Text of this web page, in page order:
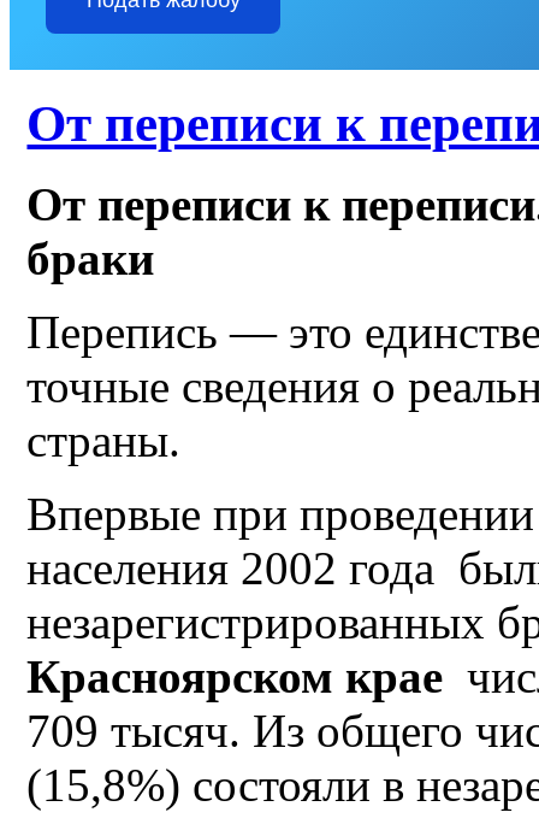
От переписи к
От переписи к
браки
Перепись — это
точные сведения о
страны.
Впервые при
населения 2002 года
незарегистрированных
Красноярском крае
709 тысяч. Из общего
(15,8%) состояли в